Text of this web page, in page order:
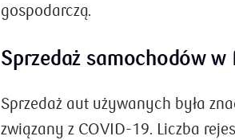
gospodarczą.
Sprzedaż samochodów w
Sprzedaż aut używanych była
związany z COVID-19. Liczba